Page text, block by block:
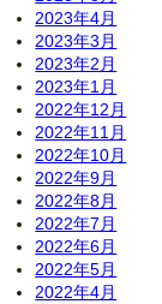
2023年4月
2023年3月
2023年2月
2023年1月
2022年12月
2022年11月
2022年10月
2022年9月
2022年8月
2022年7月
2022年6月
2022年5月
2022年4月